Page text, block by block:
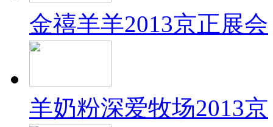
金禧羊羊2013京正展会
羊奶粉深爱牧场2013京